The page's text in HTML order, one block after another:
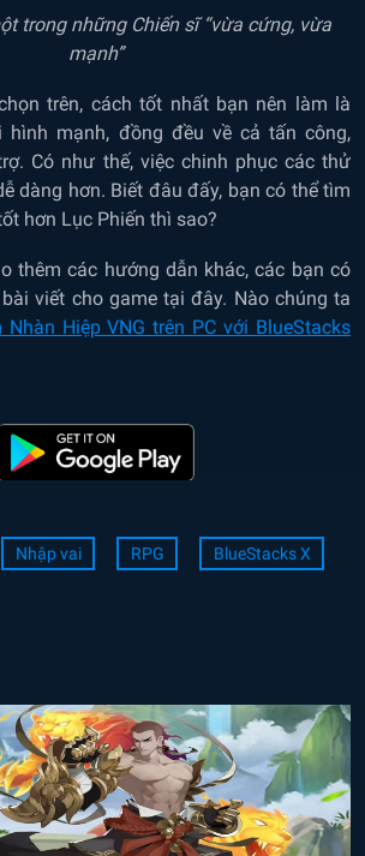
trong những Chiến sĩ “vừa cứng, vừa
mạnh”
trên, cách tốt nhất bạn nên làm là
mạnh, đồng đều về cả tấn công,
Có như thế, việc chinh phục các thử
dàng hơn. Biết đâu đấy, bạn có thể tìm
hơn Lục Phiến thì sao?
thêm các hướng dẫn khác, các bạn có
viết cho game tại đây. Nào chúng ta
Hiệp VNG trên PC với BlueStacks
Nhập vai RPG BlueStacks X